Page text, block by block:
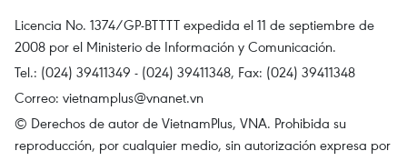
Licencia No. 1374/GP-BTTTT expedida el 11 de septiembre de
2008 por el Ministerio de Información y Comunicación.
Tel.: (024) 39411349 - (024) 39411348, Fax: (024) 39411348
Correo: vietnamplus@vnanet.vn
© Derechos de autor de VietnamPlus, VNA. Prohibida su
reproducción, por cualquier medio, sin autorización expresa por